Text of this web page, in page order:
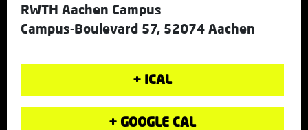
RWTH Aachen Campus
Campus-Boulevard 57, 52074 Aachen
+ ICAL
+ GOOGLE CAL